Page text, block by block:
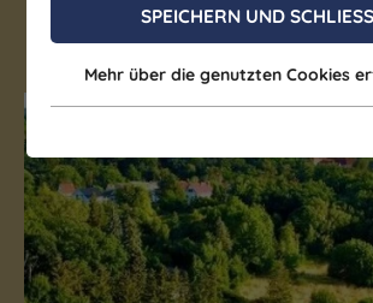
Osterfeld
SPEICHERN UND
Mehr über die genutzten Cookies